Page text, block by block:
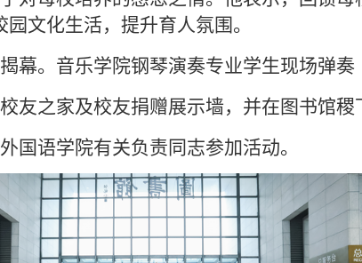
文化生活，提升育人氛围。
幕。音乐学院钢琴演奏专业学生现场弹奏
之家及校友捐赠展示墙，并在图书馆稷
国语学院有关负责同志参加活动。